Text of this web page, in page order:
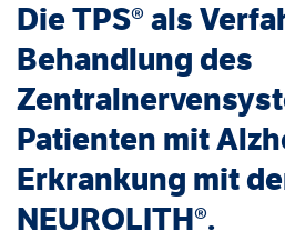
Die TPS® als
Behandlung des
Patienten mit
Erkrankung mit
NEUROLITH®.